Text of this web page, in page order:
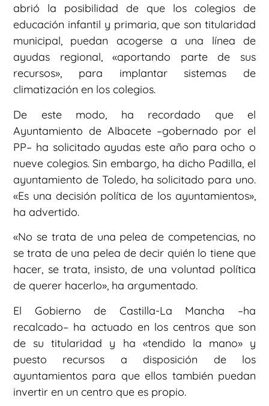
abrió la posibilidad de que los colegios de
educación infantil y primaria, que son titularidad
municipal, puedan acogerse a una línea de
ayudas regional, «aportando parte de sus
recursos», para implantar sistemas de
climatización en los colegios.
De este modo, ha recordado que el
Ayuntamiento de Albacete –gobernado por el
PP– ha solicitado ayudas este año para ocho o
nueve colegios. Sin embargo, ha dicho Padilla, el
ayuntamiento de Toledo, ha solicitado para uno.
«Es una decisión política de los ayuntamientos»,
ha advertido.
«No se trata de una pelea de competencias, no
se trata de una pelea de decir quién lo tiene que
hacer, se trata, insisto, de una voluntad política
de querer hacerlo», ha argumentado.
El Gobierno de Castilla-La Mancha –ha
recalcado– ha actuado en los centros que son
de su titularidad y ha «tendido la mano» y
puesto recursos a disposición de los
ayuntamientos para que ellos también puedan
invertir en un centro que es propio.